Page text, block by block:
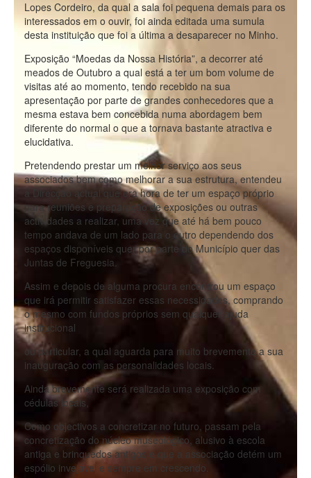
Lopes Cordeiro, da qual a sala foi pequena demais para os
interessados em o ouvir, foi ainda editada uma sumula
desta instituição que foi a última a desaparecer no Minho.
Exposição “Moedas da Nossa História”, a decorrer até
meados de Outubro a qual está a ter um bom volume de
visitas até ao momento, tendo recebido na sua
apresentação por parte de grandes conhecedores que a
mesma estava bem concebida numa abordagem bem
diferente do normal o que a tornava bastante atractiva e
elucidativa.
Pretendendo prestar um melhor serviço aos seus
associados bem como melhorar a sua estrutura, entendeu
a Direcção actual que era hora de ter um espaço próprio
para reuniões e preparação de exposições ou outras
actividades a realizar, uma vez que até há bem pouco
tempo andava de um lado para o outro dependendo dos
espaços disponíveis quer por parte do Município quer das
Juntas de Freguesia.
Assim e depois de alguma procura encontrou um espaço
que irá permitir satisfazer essas necessidades, comprando
o mesmo com fundos próprios sem qualquer ajuda
institucional
ou particular, a qual aguarda para muito brevemente a sua
inauguração com as personalidades locais.
Ainda brevemente será realizada uma exposição com
cédulas locais,
Como objectivos a concretizar no futuro, passam pela
concretização do núcleo museológico, alusivo à escola
antiga e brinquedos antigos e que a associação detém um
espólio invejável e sempre em crescendo.